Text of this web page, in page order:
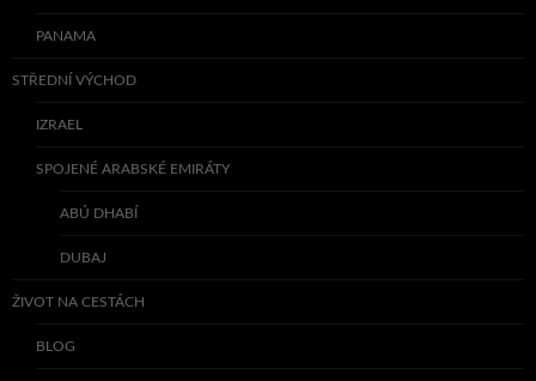
PANAMA
STŘEDNÍ VÝCHOD
IZRAEL
SPOJENÉ ARABSKÉ EMIRÁTY
ABÚ DHABÍ
DUBAJ
ŽIVOT NA CESTÁCH
BLOG